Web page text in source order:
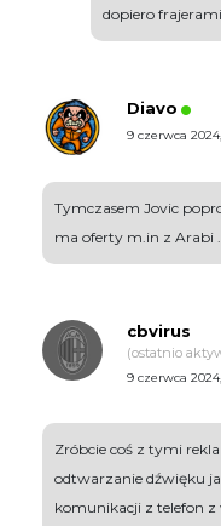
dopiero
Diavo
9 czerwca
Tymczasem Jovic
ma oferty m.in z Arabi .
cbvirus
(ostatnio
9 czerwca
Zróbcie coś z tymi
odtwarzanie dźwięku
komunikacji z telefon z